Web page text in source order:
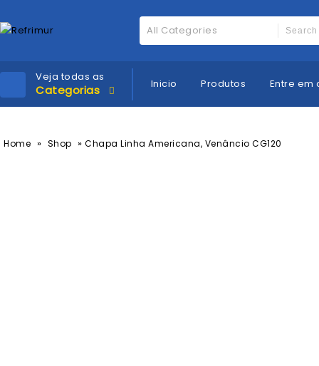
All Categories
Veja todas as
Categorias Inicio Produtos Entre em
Home » Shop » Chapa Linha Americana, Venâncio CG120